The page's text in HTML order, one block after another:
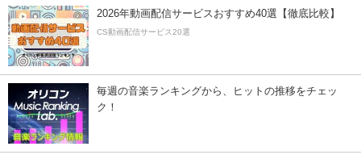
2026年動画配信サービスおすすめ40選【徹底比較】
CS動画配信サービス20選
毎週の音楽ランキングから、ヒットの推移をチェッ
ク！